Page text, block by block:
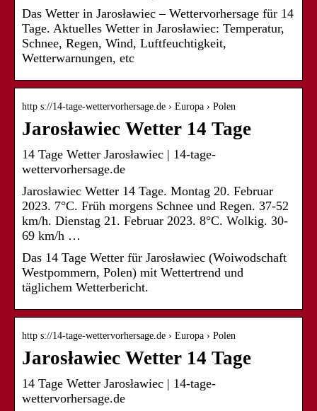
Das Wetter in Jarosławiec – Wettervorhersage für 14
Tage. Aktuelles Wetter in Jarosławiec: Temperatur,
Schnee, Regen, Wind, Luftfeuchtigkeit,
Wetterwarnungen, etc
http s://14-tage-wettervorhersage.de › Europa › Polen
Jarosławiec Wetter 14 Tage
14 Tage Wetter Jarosławiec | 14-tage-
wettervorhersage.de
Jarosławiec Wetter 14 Tage. Montag 20. Februar
2023. 7°C. Früh morgens Schnee und Regen. 37-52
km/h. Dienstag 21. Februar 2023. 8°C. Wolkig. 30-
69 km/h …
Das 14 Tage Wetter für Jarosławiec (Woiwodschaft
Westpommern, Polen) mit Wettertrend und
täglichem Wetterbericht.
http s://14-tage-wettervorhersage.de › Europa › Polen
Jarosławiec Wetter 14 Tage
14 Tage Wetter Jarosławiec | 14-tage-
wettervorhersage.de